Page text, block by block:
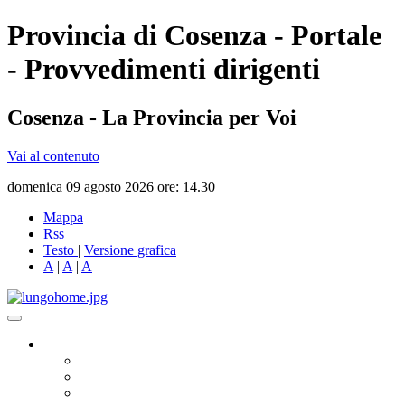
Provincia di Cosenza - Portale
- Provvedimenti dirigenti
Cosenza - La Provincia per Voi
Vai al contenuto
domenica 09 agosto 2026 ore: 14.30
Mappa
Rss
Testo | Versione grafica
A | A | A